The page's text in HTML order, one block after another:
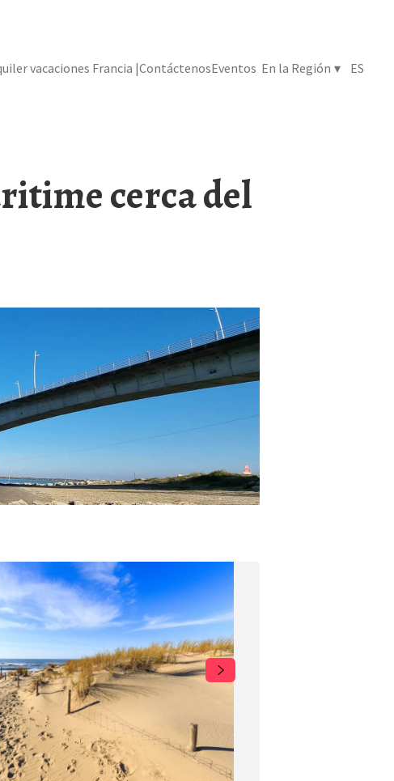
vacaciones Francia |ContáctenosEventos En la Región ▾ ES
cerca del